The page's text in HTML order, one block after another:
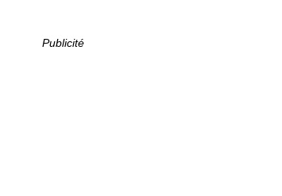
Publicité